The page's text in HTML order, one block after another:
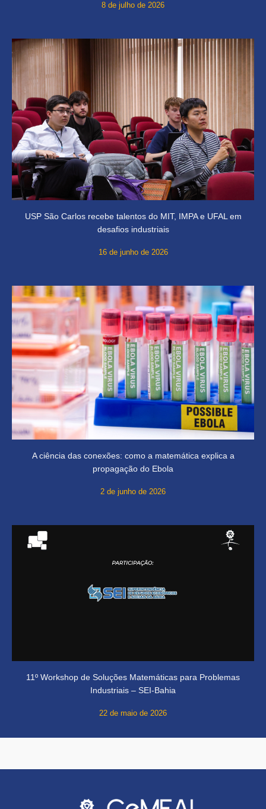
8 de julho de 2026
USP São Carlos recebe talentos do MIT, IMPA e UFAL em
desafios industriais
16 de junho de 2026
A ciência das conexões: como a matemática explica a
propagação do Ebola
2 de junho de 2026
11º Workshop de Soluções Matemáticas para Problemas
Industriais – SEI-Bahia
22 de maio de 2026